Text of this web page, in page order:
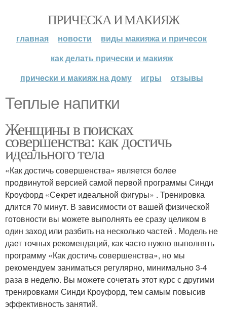
ПРИЧЕСКА И МАКИЯЖ
главная новости
виды макияжа и причесок
как делать прически и макияж
прически и макияж на дому
игры отзывы
Теплые напитки
Женщины в поисках
совершенства: как достичь
идеального тела
«Как достичь совершенства» является более
продвинутой версией самой первой программы Синди
Кроуфорд «Секрет идеальной фигуры» . Тренировка
длится 70 минут. В зависимости от вашей физической
готовности вы можете выполнять ее сразу целиком в
один заход или разбить на несколько частей . Модель не
дает точных рекомендаций, как часто нужно выполнять
программу «Как достичь совершенства», но мы
рекомендуем заниматься регулярно, минимально 3-4
раза в неделю. Вы можете сочетать этот курс с другими
тренировками Синди Кроуфорд, тем самым повысив
эффективность занятий.